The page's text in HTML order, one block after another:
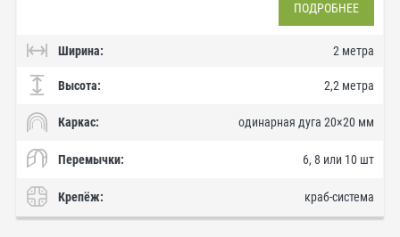
ПОДРОБНЕЕ
Ширина: 2 метра
Высота: 2,2 метра
Каркас: одинарная дуга 20×20 мм
Перемычки: 6, 8 или 10 шт
Крепёж: краб-система